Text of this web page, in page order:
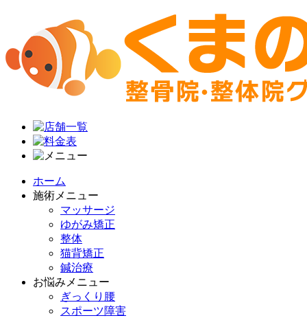
ホーム
施術メニュー
マッサージ
ゆがみ矯正
整体
猫背矯正
鍼治療
お悩みメニュー
ぎっくり腰
スポーツ障害